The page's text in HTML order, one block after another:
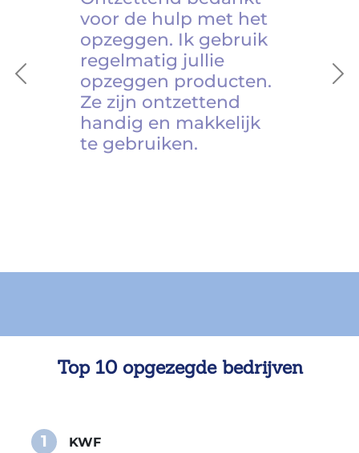
Previous
voor de hulp met het
opzeggen. Ik gebruik
regelmatig jullie
opzeggen producten.
Ze zijn ontzettend
handig en makkelijk
te gebruiken.
Top 10 opgezegde bedrijven
1 KWF